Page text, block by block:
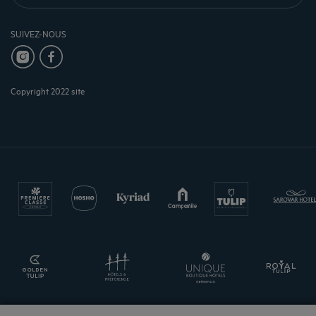
SUIVEZ-NOUS
Copyright 2022 site